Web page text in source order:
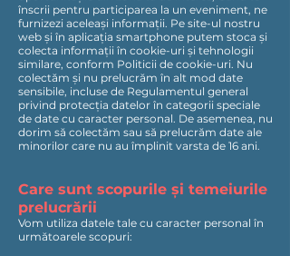
înscrii pentru participarea la un eveniment, ne
furnizezi aceleași informații. Pe site-ul nostru
web și în aplicația smartphone putem stoca și
colecta informații în cookie-uri și tehnologii
similare, conform Politicii de cookie-uri. Nu
colectăm și nu prelucrăm în alt mod date
sensibile, incluse de Regulamentul general
privind protecția datelor în categorii speciale
de date cu caracter personal. De asemenea, nu
dorim să colectăm sau să prelucrăm date ale
minorilor care nu au împlinit varsta de 16 ani.
Care sunt scopurile și temeiurile
prelucrării
Vom utiliza datele tale cu caracter personal în
următoarele scopuri: